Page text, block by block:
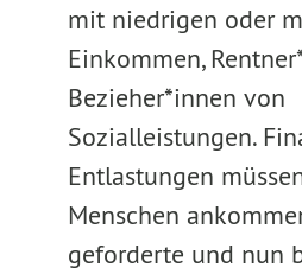
mit niedrigen oder
Einkommen,
Bezieher*innen von
Sozialleistungen.
Entlastungen
Menschen
geforderte und nun